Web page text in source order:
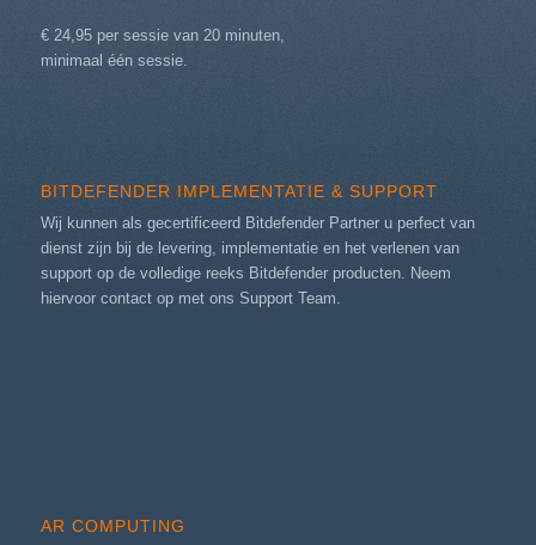
€ 24,95 per sessie van 20 minuten,
minimaal één sessie.
BITDEFENDER IMPLEMENTATIE & SUPPORT
Wij kunnen als gecertificeerd Bitdefender Partner u perfect van
dienst zijn bij de levering, implementatie en het verlenen van
support op de volledige reeks Bitdefender producten. Neem
hiervoor contact op met ons Support Team.
AR COMPUTING